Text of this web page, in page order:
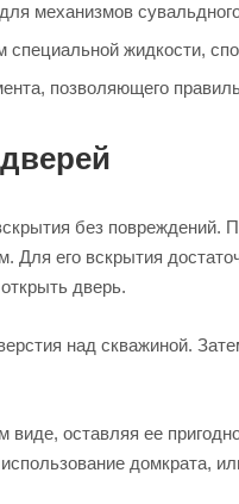
механизмов
жидкости,
позволяющего
без повреждений.
его вскрытия
дверь.
над скважиной.
оставляя ее
домкрата,